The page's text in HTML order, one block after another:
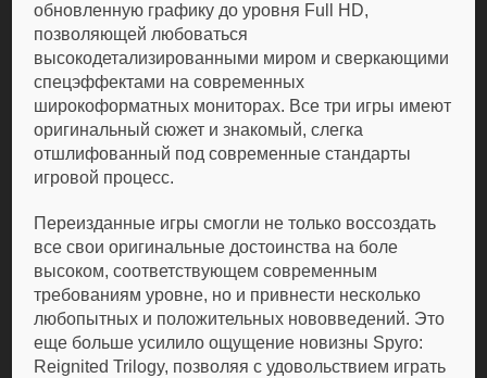
обновленную графику до уровня Full HD,
позволяющей любоваться
высокодетализированными миром и сверкающими
спецэффектами на современных
широкоформатных мониторах. Все три игры имеют
оригинальный сюжет и знакомый, слегка
отшлифованный под современные стандарты
игровой процесс.
Переизданные игры смогли не только воссоздать
все свои оригинальные достоинства на боле
высоком, соответствующем современным
требованиям уровне, но и привнести несколько
любопытных и положительных нововведений. Это
еще больше усилило ощущение новизны Spyro:
Reignited Trilogy, позволяя с удовольствием играть